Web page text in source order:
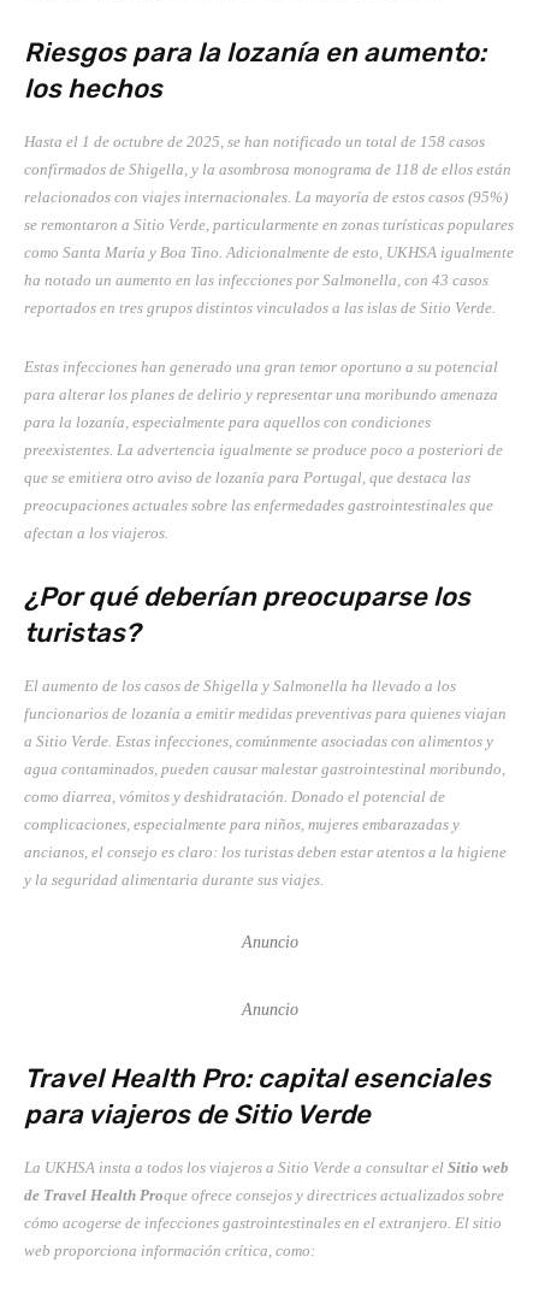
Riesgos para la lozanía en aumento:
los hechos
Hasta el 1 de octubre de 2025, se han notificado un total de 158 casos
confirmados de Shigella, y la asombrosa monograma de 118 de ellos están
relacionados con viajes internacionales. La mayoría de estos casos (95%)
se remontaron a Sitio Verde, particularmente en zonas turísticas populares
como Santa María y Boa Tino. Adicionalmente de esto, UKHSA igualmente
ha notado un aumento en las infecciones por Salmonella, con 43 casos
reportados en tres grupos distintos vinculados a las islas de Sitio Verde.
Estas infecciones han generado una gran temor oportuno a su potencial
para alterar los planes de delirio y representar una moribundo amenaza
para la lozanía, especialmente para aquellos con condiciones
preexistentes. La advertencia igualmente se produce poco a posteriori de
que se emitiera otro aviso de lozanía para Portugal, que destaca las
preocupaciones actuales sobre las enfermedades gastrointestinales que
afectan a los viajeros.
¿Por qué deberían preocuparse los
turistas?
El aumento de los casos de Shigella y Salmonella ha llevado a los
funcionarios de lozanía a emitir medidas preventivas para quienes viajan
a Sitio Verde. Estas infecciones, comúnmente asociadas con alimentos y
agua contaminados, pueden causar malestar gastrointestinal moribundo,
como diarrea, vómitos y deshidratación. Donado el potencial de
complicaciones, especialmente para niños, mujeres embarazadas y
ancianos, el consejo es claro: los turistas deben estar atentos a la higiene
y la seguridad alimentaria durante sus viajes.
Anuncio
Anuncio
Travel Health Pro: capital esenciales
para viajeros de Sitio Verde
La UKHSA insta a todos los viajeros a Sitio Verde a consultar el Sitio web
de Travel Health Proque ofrece consejos y directrices actualizados sobre
cómo acogerse de infecciones gastrointestinales en el extranjero. El sitio
web proporciona información crítica, como: